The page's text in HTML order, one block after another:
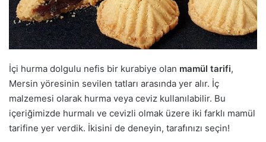
İçi hurma dolgulu nefis bir kurabiye olan mamül tarifi,
Mersin yöresinin sevilen tatları arasında yer alır. İç
malzemesi olarak hurma veya ceviz kullanılabilir. Bu
içeriğimizde hurmalı ve cevizli olmak üzere iki farklı mamül
tarifine yer verdik. İkisini de deneyin, tarafınızı seçin!